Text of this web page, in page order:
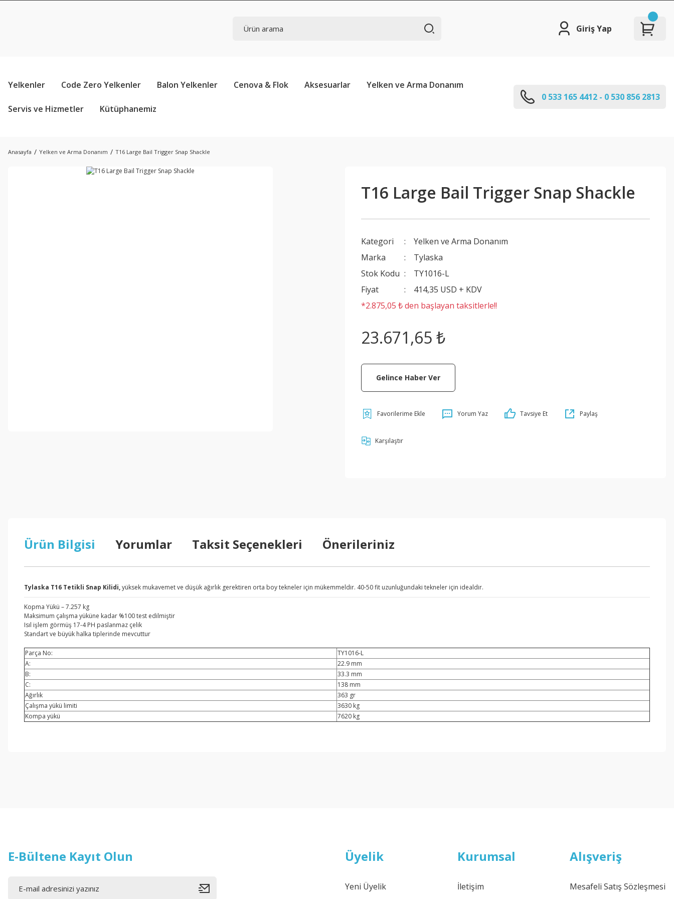
Giriş Yap
Yelkenler Code Zero Yelkenler Balon Yelkenler Cenova & Flok Aksesuarlar Yelken ve Arma Donanım
Servis ve Hizmetler Kütüphanemiz
0 533 165 4412 - 0 530 856 2813
Anasayfa Yelken ve Arma Donanım T16 Large Bail Trigger Snap Shackle
T16 Large Bail Trigger Snap Shackle
Kategori
Yelken ve Arma Donanım
Marka
Tylaska
Stok Kodu
TY1016-L
Fiyat
414,35 USD + KDV
*2.875,05 ₺ den başlayan taksitlerle!!
23.671,65 ₺
Gelince Haber Ver
Yorum Yaz Tavsiye Et Paylaş
Karşılaştır
Ürün Bilgisi Yorumlar Taksit Seçenekleri Önerileriniz
Tylaska T16 Tetikli Snap Kilidi,yüksek mukavemet ve düşük ağırlık gerektiren orta boy tekneler için mükemmeldir. 40-50 fit uzunluğundaki tekneler için idealdir.
Kopma Yükü – 7.257 kg
Maksimum çalışma yüküne kadar %100 test edilmiştir
Isıl işlem görmüş 17-4 PH paslanmaz çelik
Standart ve büyük halka tiplerinde mevcuttur
Parça No:
TY1016-L
A:
22.9 mm
B:
33.3 mm
C:
138 mm
Ağırlık
363 gr
Çalışma yükü limiti
3630 kg
Kompa yükü
7620 kg
E-Bültene Kayıt Olun Üyelik
Yeni Üyelik
Kurumsal
İletişim
Alışveriş
Mesafeli Satış Sözleşmesi